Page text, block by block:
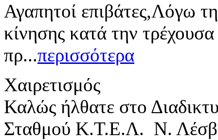
Αγαπητοί επιβάτες,Λόγω
κίνησης κατά την
πρ...περισσότερα
Χαιρετισμός
Καλώς ήλθατε στο
Σταθμού Κ.Τ.Ε.Λ. Ν.